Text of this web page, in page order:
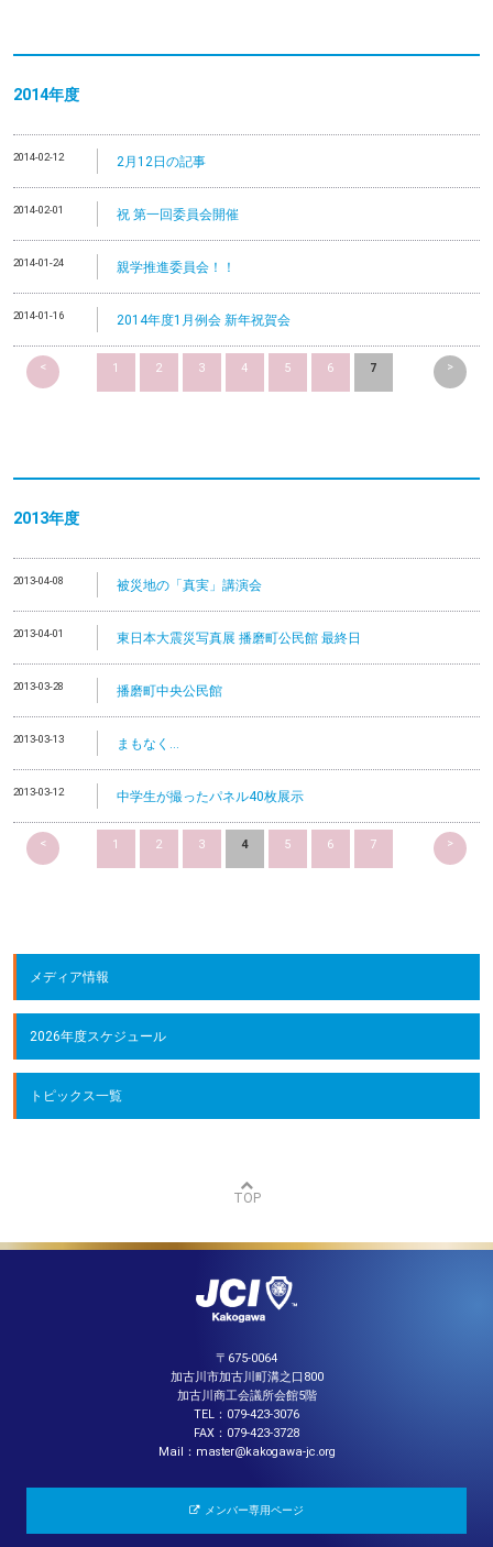
2014年度
2014-02-12 2月12日の記事
2014-02-01 祝 第一回委員会開催
2014-01-24 親学推進委員会！！
2014-01-16 2014年度1月例会 新年祝賀会
< 1 2 3 4 5 6 7 >
2013年度
2013-04-08 被災地の「真実」講演会
2013-04-01 東日本大震災写真展 播磨町公民館 最終日
2013-03-28 播磨町中央公民館
2013-03-13 まもなく…
2013-03-12 中学生が撮ったパネル40枚展示
< 1 2 3 4 5 6 7 >
メディア情報
2026年度スケジュール
トピックス一覧
TOP
〒675-0064
加古川市加古川町溝之口800
加古川商工会議所会館5階
TEL：079-423-3076
FAX：079-423-3728
Mail：master@kakogawa-jc.org
メンバー専用ページ